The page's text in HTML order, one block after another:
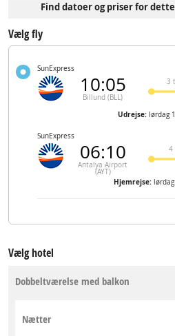
Find datoer og priser for
Vælg fly
SunExpress
10:05
Billund (BLL)
3
Udrejse: lørdag
SunExpress
06:10
Antalya Airport
(AYT)
4
Hjemrejse:
Vælg hotel
Dobbeltværelse med balkon
Nætter